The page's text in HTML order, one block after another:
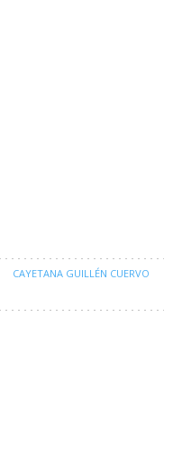
CAYETANA GUILLÉN CUERVO